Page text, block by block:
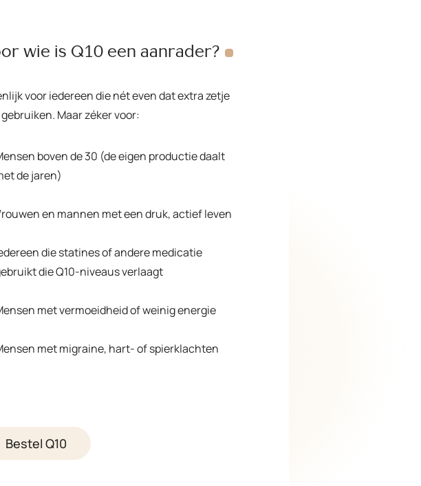
wie is Q10 een aanrader?
voor iedereen die nét even dat extra zetje
Maar zéker voor:
boven de 30 (de eigen productie daalt
de jaren)
en mannen met een druk, actief leven
die statines of andere medicatie
die Q10-niveaus verlaagt
met vermoeidheid of weinig energie
met migraine, hart- of spierklachten
Bestel Q10